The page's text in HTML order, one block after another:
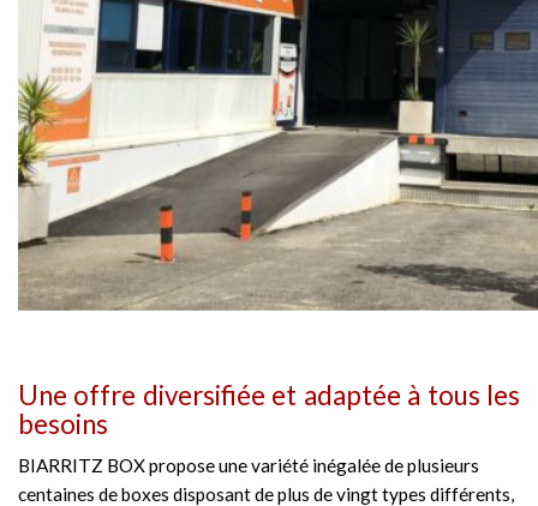
Une offre diversifiée et adaptée à tous les
besoins
BIARRITZ BOX propose une variété inégalée de plusieurs
centaines de boxes disposant de plus de vingt types différents,